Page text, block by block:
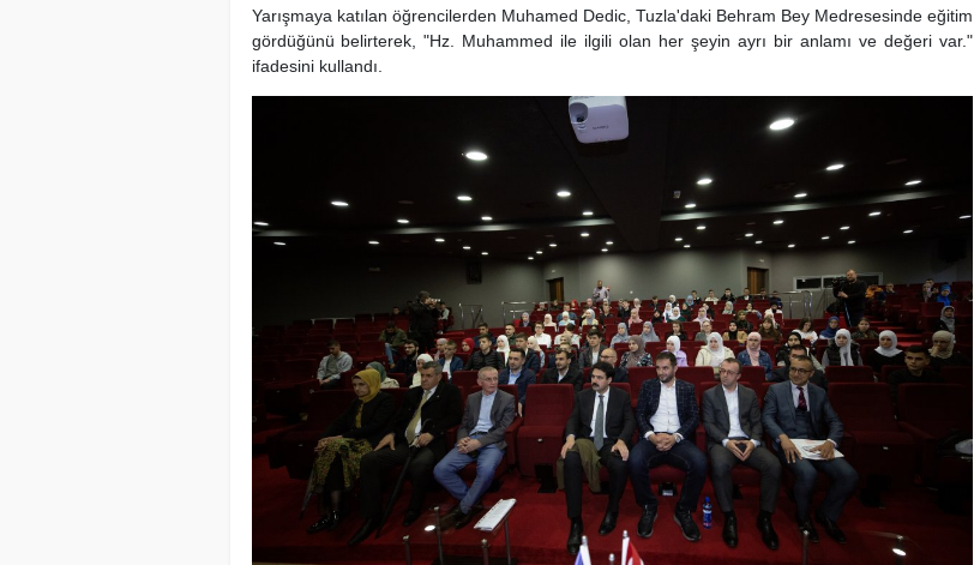
Yarışmaya katılan öğrencilerden Muhamed Dedic, Tuzla'daki Behram Bey Medresesinde eğitim
gördüğünü belirterek, "Hz. Muhammed ile ilgili olan her şeyin ayrı bir anlamı ve değeri var."
ifadesini kullandı.